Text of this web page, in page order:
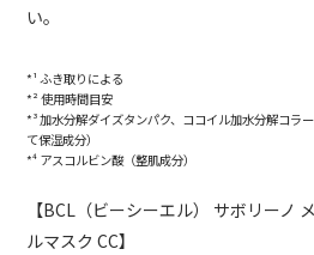
い。
*¹ ふき取りによる
*² 使用時間目安
*³ 加水分解ダイズタンパク、ココイル加水分解コラ
て保湿成分）
*⁴ アスコルビン酸（整肌成分）
【BCL（ビーシーエル） サボリーノ
ルマスク CC】